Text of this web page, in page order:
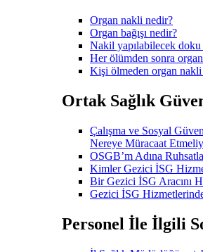
Organ nakli nedir?
Organ bağışı nedir?
Nakil yapılabilecek
Her ölümden sonra
Kişi ölmeden organ nakli
Ortak Sağlık
Çalışma ve Sosyal
Nereye Müracaat
OSGB’m Adına
Kimler Gezici İSG
Bir Gezici İSG Aracını
Gezici İSG
Personel İle İlgili